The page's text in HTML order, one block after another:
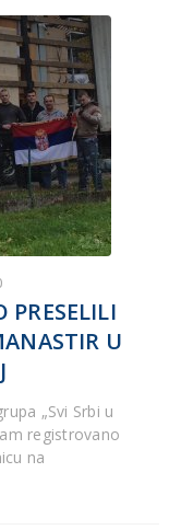
U
„Svi Srbi u
registrovano
na